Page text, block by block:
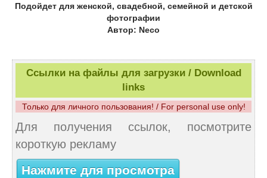
Подойдет для женской, свадебной, семейной и детской
фотографии
Автор: Neco
Ссылки на файлы для загрузки / Download
links
Только для личного пользования! / For personal use only!
Для получения ссылок, посмотрите
короткую рекламу
Нажмите для просмотра